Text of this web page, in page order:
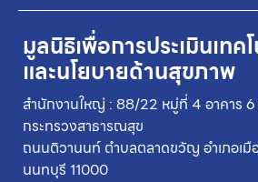
มูลนิธิเพื่อการประเมินเทค
และนโยบายด้านสุขภาพ
สำนักงานใหญ่ : 88/22 หมู่ที่ 4 อาคาร
กระทรวงสาธารณสุข
ถนนติวานนท์ ตำบลตลาดขวัญ อำเภอเ
นนทบุรี 11000